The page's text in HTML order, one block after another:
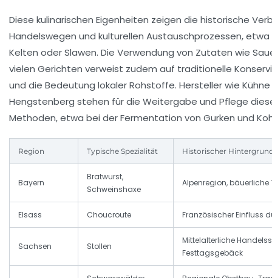
Diese kulinarischen Eigenheiten zeigen die historische
Handelswegen und kulturellen Austauschprozessen, etwa
Kelten oder Slawen. Die Verwendung von Zutaten wie
vielen Gerichten verweist zudem auf traditionelle
und die Bedeutung lokaler Rohstoffe. Hersteller wie Kühne
Hengstenberg stehen für die Weitergabe und Pflege
Methoden, etwa bei der Fermentation von Gurken und
Region Typische Spezialität Historischer
Bayern
Bratwurst,
Schweinshaxe
Alpenregion, bäuerliche
Elsass Choucroute Französischer Einfluss
Sachsen Stollen
Mittelalterliche
Festtagsgebäck